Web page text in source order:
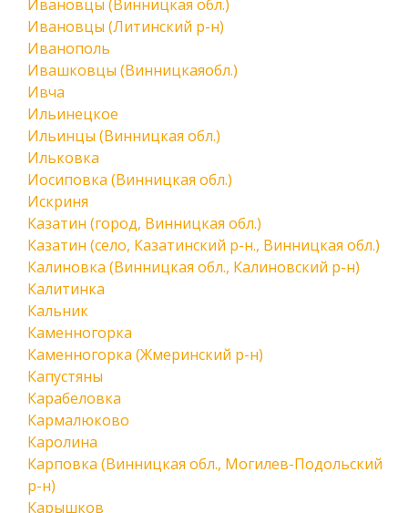
Ивановцы (Винницкая обл.)
Ивановцы (Литинский р-н)
Иванополь
Ивашковцы (Винницкаяобл.)
Ивча
Ильинецкое
Ильинцы (Винницкая обл.)
Ильковка
Иосиповка (Винницкая обл.)
Искриня
Казатин (город, Винницкая обл.)
Казатин (село, Казатинский р-н., Винницкая обл.)
Калиновка (Винницкая обл., Калиновский р-н)
Калитинка
Кальник
Каменногорка
Каменногорка (Жмеринский р-н)
Капустяны
Карабеловка
Кармалюково
Каролина
Карповка (Винницкая обл., Могилев-Подольский
р-н)
Карышков